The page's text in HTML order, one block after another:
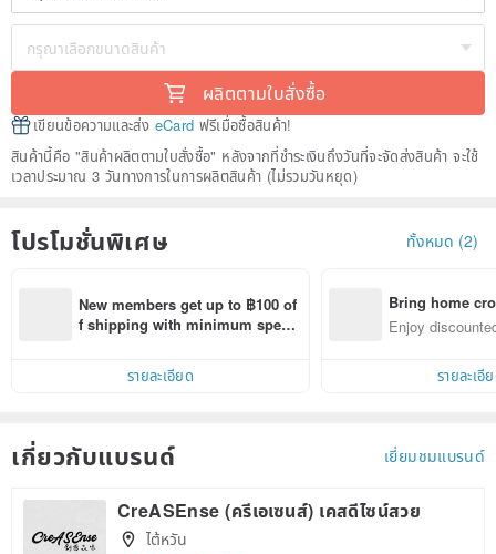
ผลิตตามใบสั่งซื้อ
เขียนข้อความและส่ง eCard ฟรีเมื่อซื้อสินค้า!
สินค้านี้คือ "สินค้าผลิตตามใบสั่งซื้อ" หลังจากที่ชำระเงินถึงวันที่จะจัดส่งสินค้า จะใช้
เวลาประมาณ 3 วันทางการในการผลิตสินค้า (ไม่รวมวันหยุด)
โปรโมชั่นพิเศษ ทั้งหมด (2)
New members get up to ฿100 of
f shipping with minimum spen
within 7 days!
รายละเอียด
Bring home
n with ease
Enjoy
รายละเอี
เกี่ยวกับแบรนด์ เยี่ยมชมแบรนด์
CreASEnse (ครีเอเซนส์) เคสดีไซน์สวย
ไต้หวัน